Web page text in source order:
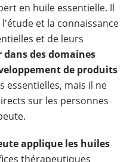
en huile essentielle. Il
et la connaissance
et de leurs
des domaines
de produits
essentielles, mais il ne
sur les personnes
applique les huiles
thérapeutiques